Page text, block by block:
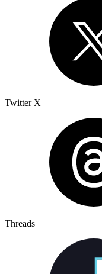
Twitter X
Threads